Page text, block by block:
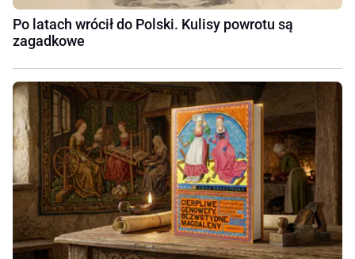
Po latach wrócił do Polski. Kulisy powrotu są
zagadkowe